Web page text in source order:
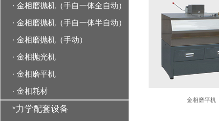
· 金相磨抛机（手自一体全自动）
· 金相磨抛机（手自一体半自动）
· 金相磨抛机（手动）
· 金相抛光机
· 金相磨平机
· 金相耗材
*力学配套设备
金相磨平机